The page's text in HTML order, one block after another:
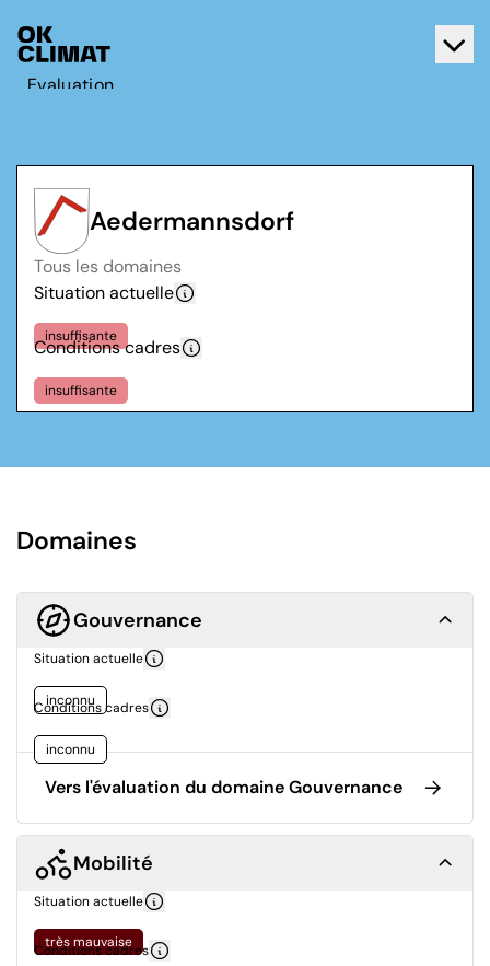
Evaluation
Contact
Français
Deutsch
Aedermannsdorf
Tous les domaines
Situation actuelle
insuffisante
Conditions cadres
insuffisante
Domaines
Gouvernance
Situation actuelle
inconnu
Conditions cadres
inconnu
Vers l'évaluation du domaine Gouvernance
Mobilité
Situation actuelle
très mauvaise
Conditions cadres